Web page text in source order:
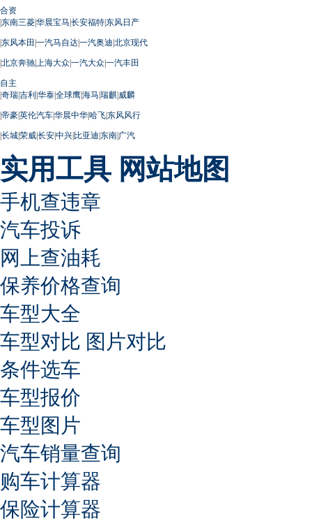
合资
|东南三菱|华晨宝马|长安福特|东风日产
|东风本田 |一汽马自达|一汽奥迪|北京现代
|北京奔驰| 上海大众|一汽大众|一汽丰田
自主
|奇瑞|吉利|华泰|全球鹰|海马|瑞麒|威麟
|帝豪|英伦汽车|华晨中华|哈飞|东风风行
|长城|荣威|长安|中兴|比亚迪|东南|广汽
实用工具 网站地图
手机查违章
汽车投诉
网上查油耗
保养价格查询
车型大全
车型对比 图片对比
条件选车
车型报价
车型图片
汽车销量查询
购车计算器
保险计算器